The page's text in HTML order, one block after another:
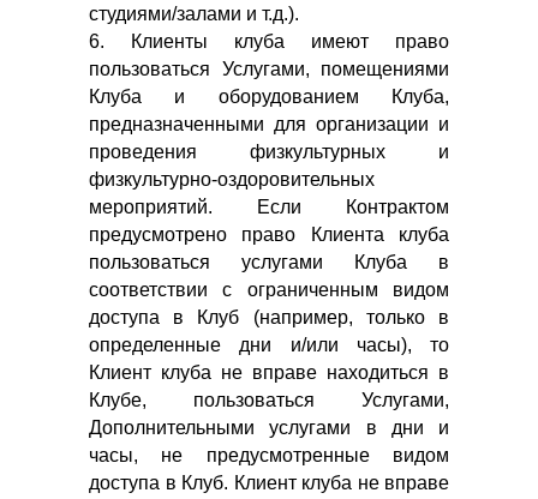
студиями/залами и т.д.).
6. Клиенты клуба имеют право
пользоваться Услугами, помещениями
Клуба и оборудованием Клуба,
предназначенными для организации и
проведения физкультурных и
физкультурно-оздоровительных
мероприятий. Если Контрактом
предусмотрено право Клиента клуба
пользоваться услугами Клуба в
соответствии с ограниченным видом
доступа в Клуб (например, только в
определенные дни и/или часы), то
Клиент клуба не вправе находиться в
Клубе, пользоваться Услугами,
Дополнительными услугами в дни и
часы, не предусмотренные видом
доступа в Клуб. Клиент клуба не вправе